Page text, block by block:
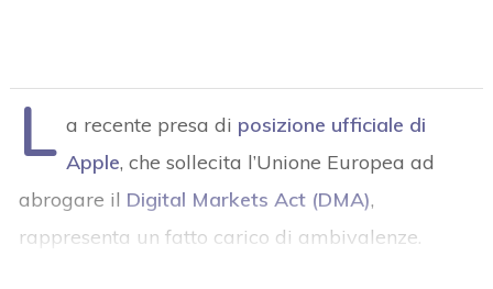
L a recente presa di posizione ufficiale di
Apple, che sollecita l’Unione Europea ad
abrogare il Digital Markets Act (DMA),
rappresenta un fatto carico di ambivalenze.